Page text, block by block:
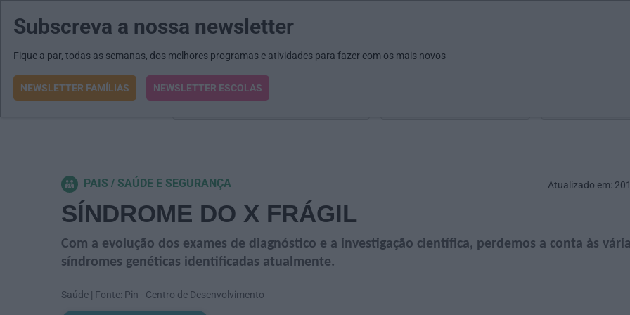
MENU MAIL JORNAIS
O que procura?
PAIS SAÚDE E SEGURANÇA
SÍNDROME DO X FRÁGIL
Com a evolução dos exames de diagnóstico e a investigação científica, perdemos a conta às
síndromes genéticas identificadas atualmente.
Saúde | Fonte: Pin - Centro de Desenvolvimento
Atualizado em:
Subscreva a nossa newsletter
Fique a par, todas as semanas, dos melhores programas e atividades para fazer com os mais novos
NEWSLETTER FAMÍLIAS NEWSLETTER ESCOLAS